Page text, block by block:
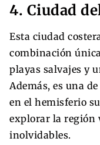
4. Ciudad
Esta ciudad
combinación
playas salvajes y
Además, es una
en el hemisferio
explorar la región
inolvidables.